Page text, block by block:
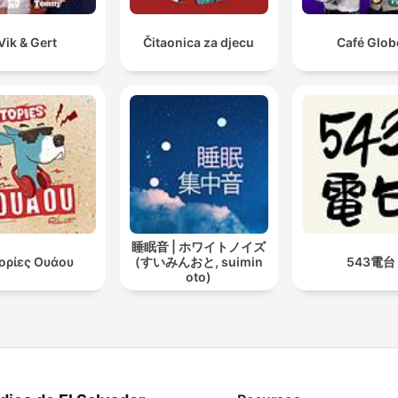
& Gert Čitaonica za djecu Café
Ουάου
睡眠音 | ホワイトノイズ
(すいみんおと, suimin
oto)
543電台